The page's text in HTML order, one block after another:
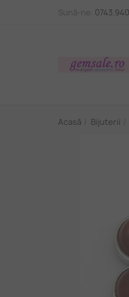
Sună-ne:
Acasă Bijuterii